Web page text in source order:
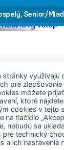
Senior/
využívajú
pre zlepšovanie
môžete
ktoré
cookies v tejto
na tlačidlo
nebudú sa
pre technický
a ich nastavenie